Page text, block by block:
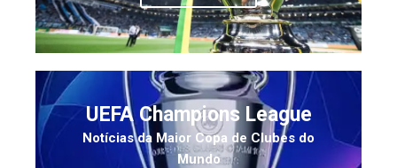
UEFA Champions League
Notícias da Maior Copa de Clubes do
Mundo